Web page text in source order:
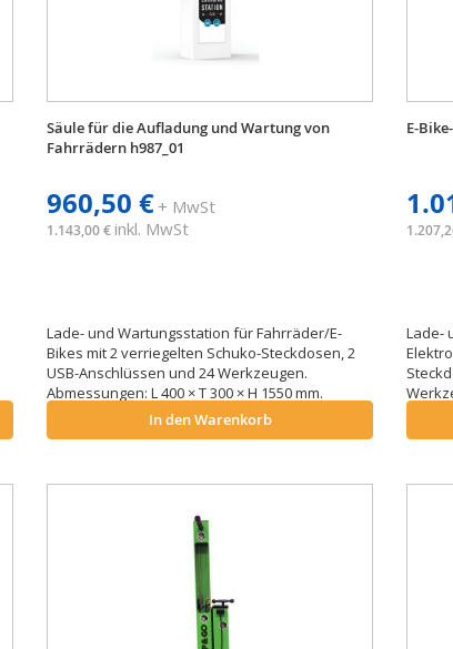
Säule für die Aufladung und Wartung von
Fahrrädern h987_01
960,50 €+ MwSt
1.143,00 € inkl. MwSt
Lade- und Wartungsstation für Fahrräder/E-
Bikes mit 2 verriegelten Schuko-Steckdosen, 2
USB-Anschlüssen und 24 Werkzeugen.
Abmessungen: L 400 × T 300 × H 1550 mm.
In den Warenkorb
E-
Lade-